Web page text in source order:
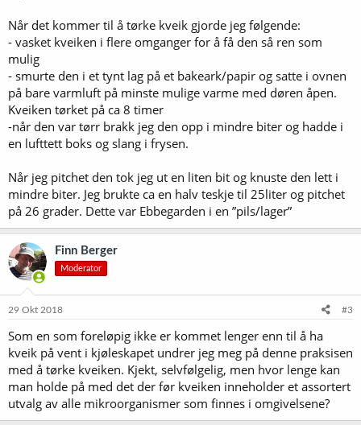
Når det kommer til å tørke kveik gjorde jeg følgende:
- vasket kveiken i flere omganger for å få den så ren som
mulig
- smurte den i et tynt lag på et bakeark/papir og satte i ovnen
på bare varmluft på minste mulige varme med døren åpen.
Kveiken tørket på ca 8 timer
-når den var tørr brakk jeg den opp i mindre biter og hadde i
en lufttett boks og slang i frysen.
Når jeg pitchet den tok jeg ut en liten bit og knuste den lett i
mindre biter. Jeg brukte ca en halv teskje til 25liter og pitchet
på 26 grader. Dette var Ebbegarden i en ”pils/lager”
Finn Berger
Moderator
29 Okt 2018 #3
Som en som foreløpig ikke er kommet lenger enn til å ha
kveik på vent i kjøleskapet undrer jeg meg på denne praksisen
med å tørke kveiken. Kjekt, selvfølgelig, men hvor lenge kan
man holde på med det der før kveiken inneholder et assortert
utvalg av alle mikroorganismer som finnes i omgivelsene?